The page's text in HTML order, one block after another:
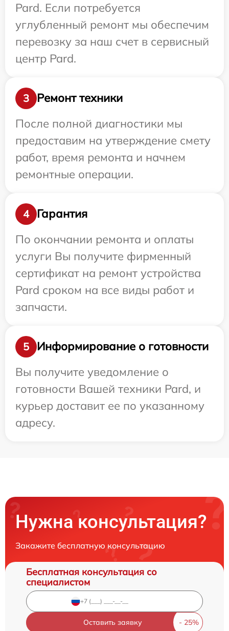
Pard. Если потребуется
углубленный ремонт мы обеспечим
перевозку за наш счет в сервисный
центр Pard.
3
Ремонт техники
После полной диагностики мы
предоставим на утверждение смету
работ, время ремонта и начнем
ремонтные операции.
4
Гарантия
По окончании ремонта и оплаты
услуги Вы получите фирменный
сертификат на ремонт устройства
Pard сроком на все виды работ и
запчасти.
5
Информирование о готовности
Вы получите уведомление о
готовности Вашей техники Pard, и
курьер доставит ее по указанному
адресу.
Нужна консультация?
Закажите бесплатную консультацию
Бесплатная консультация со
специалистом
Оставить заявку